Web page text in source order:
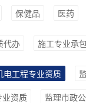
保健品 医药
代办 施工专业承
电工程专业资质
业资质 监理市政